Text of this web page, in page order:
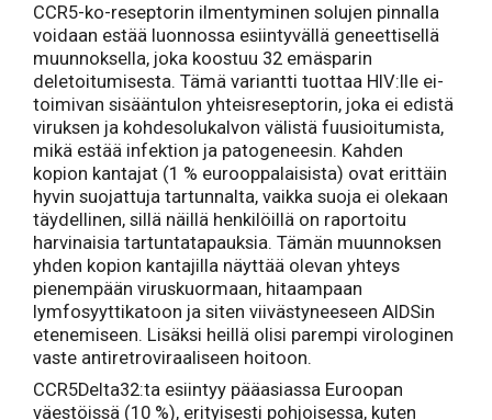
CCR5-ko-reseptorin ilmentyminen solujen pinnalla
voidaan estää luonnossa esiintyvällä geneettisellä
muunnoksella, joka koostuu 32 emäsparin
deletoitumisesta. Tämä variantti tuottaa HIV:lle ei-
toimivan sisääntulon yhteisreseptorin, joka ei edistä
viruksen ja kohdesolukalvon välistä fuusioitumista,
mikä estää infektion ja patogeneesin. Kahden
kopion kantajat (1 % eurooppalaisista) ovat erittäin
hyvin suojattuja tartunnalta, vaikka suoja ei olekaan
täydellinen, sillä näillä henkilöillä on raportoitu
harvinaisia tartuntatapauksia. Tämän muunnoksen
yhden kopion kantajilla näyttää olevan yhteys
pienempään viruskuormaan, hitaampaan
lymfosyyttikatoon ja siten viivästyneeseen AIDSin
etenemiseen. Lisäksi heillä olisi parempi virologinen
vaste antiretroviraaliseen hoitoon.
CCR5Delta32:ta esiintyy pääasiassa Euroopan
väestöissä (10 %), erityisesti pohjoisessa, kuten